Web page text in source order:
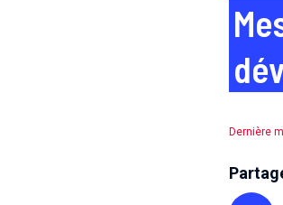
Dernière